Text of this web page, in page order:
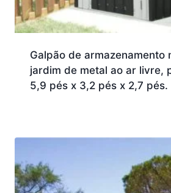
Galpão de armazenamento
jardim de metal ao ar livre,
5,9 pés x 3,2 pés x 2,7 pés.